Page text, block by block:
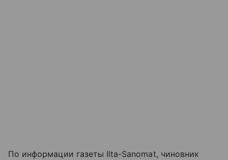
По информации газеты Ilta-Sanomat, чиновник